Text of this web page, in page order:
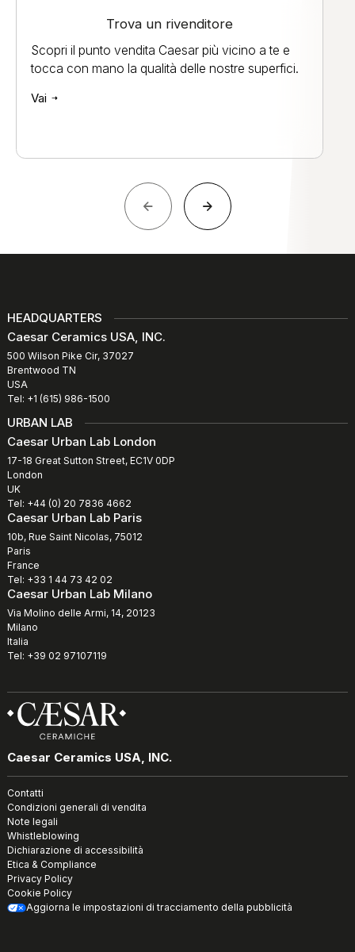
Trova un rivenditore
Scopri il punto vendita Caesar più vicino a te e
tocca con mano la qualità delle nostre superfici.
Vai
HEADQUARTERS
Caesar Ceramics USA, INC.
500 Wilson Pike Cir, 37027
Brentwood TN
USA
Tel: +1 (615) 986-1500
URBAN LAB
Caesar Urban Lab London
17-18 Great Sutton Street, EC1V 0DP
London
UK
Tel: +44 (0) 20 7836 4662
Caesar Urban Lab Paris
10b, Rue Saint Nicolas, 75012
Paris
France
Tel: +33 1 44 73 42 02
Caesar Urban Lab Milano
Via Molino delle Armi, 14, 20123
Milano
Italia
Tel: +39 02 97107119
Caesar Ceramics USA, INC.
Contatti
Condizioni generali di vendita
Note legali
Whistleblowing
Dichiarazione di accessibilità
Etica & Compliance
Privacy Policy
Cookie Policy
Aggiorna le impostazioni di tracciamento della pubblicità